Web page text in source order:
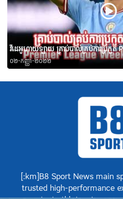
វីដេអូហាយឡាយ គ្រាប់បាល់គ្រប់ការប្រកួត
០២-កញ្ញា-២០២២
[:km]B8 Sport News main
trusted high-performance